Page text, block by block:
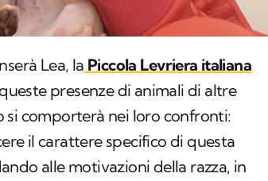
Lea, la Piccola Levriera italiana
presenze di animali di altre
si comporterà nei loro confronti:
il carattere specifico di questa
alle motivazioni della razza, in